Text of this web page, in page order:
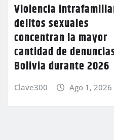
Violencia
delitos sexuales
concentran la mayor
cantidad de
Bolivia durante 2026
Clave300 Ago 1, 2026